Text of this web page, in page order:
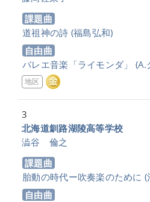
課題曲
道祖神の詩 (福島弘和)
自由曲
バレエ音楽「ライモンダ」
(A.
地区
3
北海道釧路湖陵高等学校
澁谷 倫之
課題曲
胎動の時代ー吹奏楽のために (
自由曲